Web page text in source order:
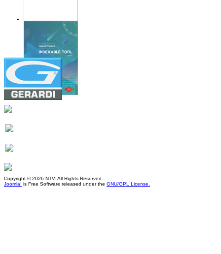
Copyright © 2026 NTV. All Rights Reserved.
Joomla! is Free Software released under the GNU/GPL License.